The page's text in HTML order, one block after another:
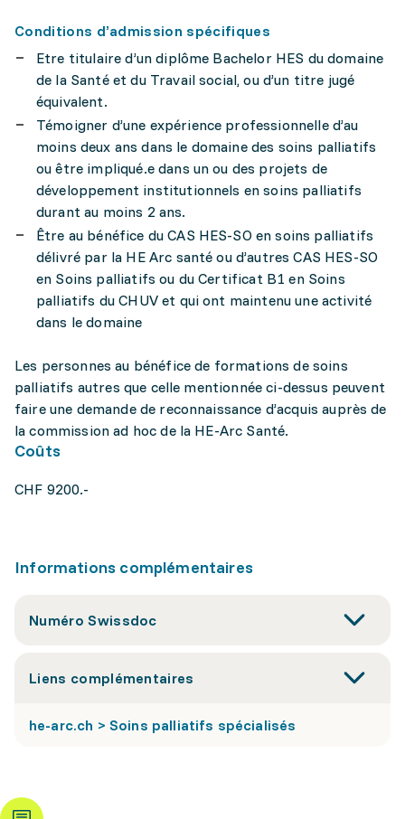
Conditions d’admission spécifiques
Etre titulaire d’un diplôme Bachelor HES du domaine
de la Santé et du Travail social, ou d’un titre jugé
équivalent.
Témoigner d’une expérience professionnelle d’au
moins deux ans dans le domaine des soins palliatifs
ou être impliqué.e dans un ou des projets de
développement institutionnels en soins palliatifs
durant au moins 2 ans.
Être au bénéfice du CAS HES-SO en soins palliatifs
délivré par la HE Arc santé ou d’autres CAS HES-SO
en Soins palliatifs ou du Certificat B1 en Soins
palliatifs du CHUV et qui ont maintenu une activité
dans le domaine
Les personnes au bénéfice de formations de soins
palliatifs autres que celle mentionnée ci-dessus peuvent
faire une demande de reconnaissance d’acquis auprès de
la commission ad hoc de la HE-Arc Santé.
Coûts
CHF 9200.-
Informations complémentaires
Numéro Swissdoc
Liens complémentaires
he-arc.ch > Soins palliatifs spécialisés